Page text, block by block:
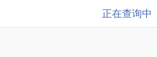
正在查询中